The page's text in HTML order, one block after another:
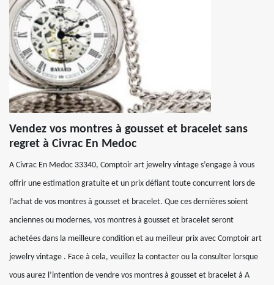
Vendez vos montres à gousset et bracelet sans
regret à Civrac En Medoc
A Civrac En Medoc 33340, Comptoir art jewelry vintage s’engage à vous
offrir une estimation gratuite et un prix défiant toute concurrent lors de
l’achat de vos montres à gousset et bracelet. Que ces dernières soient
anciennes ou modernes, vos montres à gousset et bracelet seront
achetées dans la meilleure condition et au meilleur prix avec Comptoir art
jewelry vintage . Face à cela, veuillez la contacter ou la consulter lorsque
vous aurez l’intention de vendre vos montres à gousset et bracelet à A